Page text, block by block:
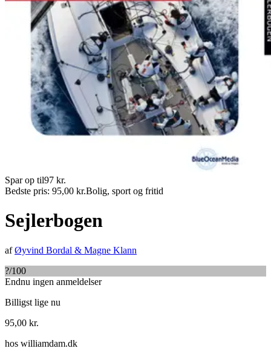
Spar op til97 kr.
Bedste pris: 95,00 kr.Bolig, sport og fritid
Sejlerbogen
afØyvind Bordal & Magne Klann
?/100
Endnu ingen anmeldelser
Billigst lige nu
95,00 kr.
hos williamdam.dk